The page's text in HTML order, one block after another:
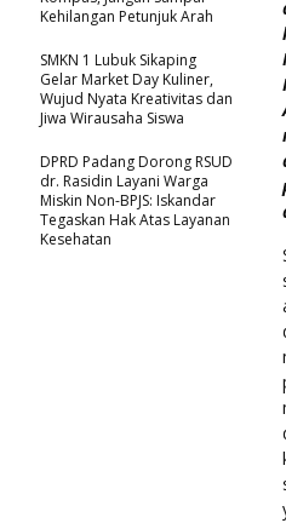
Kehilangan Petunjuk Arah
SMKN 1 Lubuk Sikaping
Gelar Market Day Kuliner,
Wujud Nyata Kreativitas dan
Jiwa Wirausaha Siswa
DPRD Padang Dorong RSUD
dr. Rasidin Layani Warga
Miskin Non-BPJS: Iskandar
Tegaskan Hak Atas Layanan
Kesehatan